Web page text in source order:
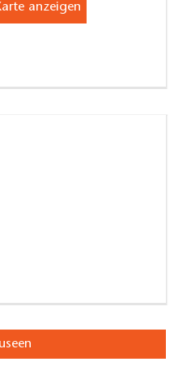
anzeigen